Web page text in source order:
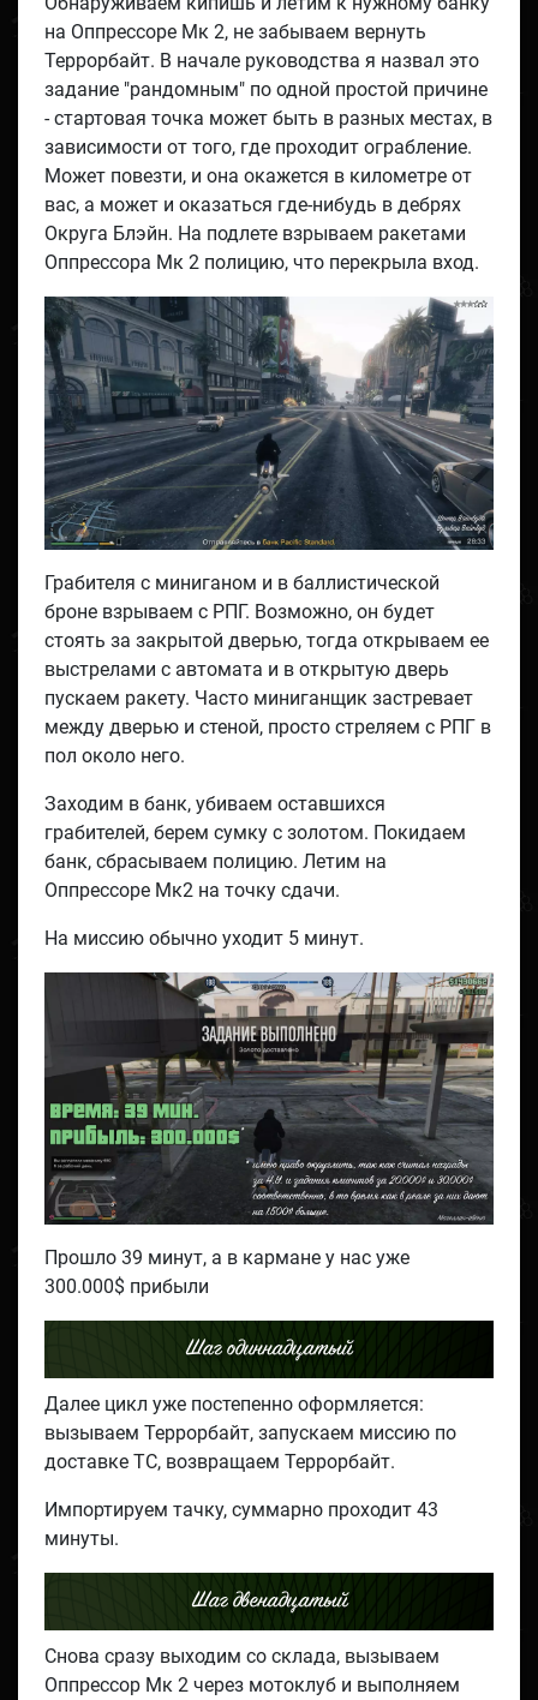
на Оппрессоре Мк 2, не забываем вернуть
Террорбайт. В начале руководства я назвал это
задание "рандомным" по одной простой причине
- стартовая точка может быть в разных местах, в
зависимости от того, где проходит ограбление.
Может повезти, и она окажется в километре от
вас, а может и оказаться где-нибудь в дебрях
Округа Блэйн. На подлете взрываем ракетами
Оппрессора Мк 2 полицию, что перекрыла вход.
Грабителя с миниганом и в баллистической
броне взрываем с РПГ. Возможно, он будет
стоять за закрытой дверью, тогда открываем ее
выстрелами с автомата и в открытую дверь
пускаем ракету. Часто миниганщик застревает
между дверью и стеной, просто стреляем с РПГ в
пол около него.
Заходим в банк, убиваем оставшихся
грабителей, берем сумку с золотом. Покидаем
банк, сбрасываем полицию. Летим на
Оппрессоре Мк2 на точку сдачи.
На миссию обычно уходит 5 минут.
Прошло 39 минут, а в кармане у нас уже
300.000$ прибыли
Шаг одиннадцатый
Далее цикл уже постепенно оформляется:
вызываем Террорбайт, запускаем миссию по
доставке ТС, возвращаем Террорбайт.
Импортируем тачку, суммарно проходит 43
минуты.
Шаг двенадцатый
Снова сразу выходим со склада, вызываем
Оппрессор Мк 2 через мотоклуб и выполняем